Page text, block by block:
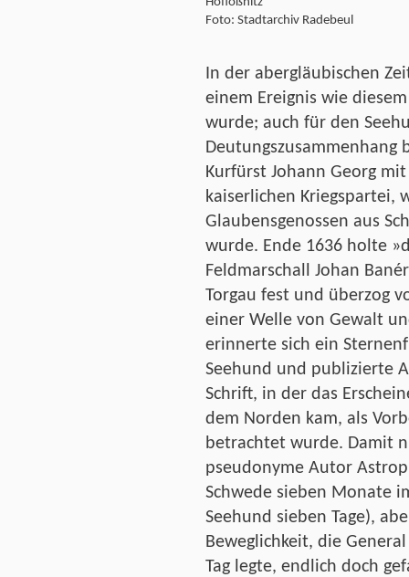
Foto: Stadtarchiv Radebeul
In der abergläubischen
einem Ereignis wie
wurde; auch für den
Deutungszusammenhang
Kurfürst Johann Georg
kaiserlichen Kriegspartei,
Glaubensgenossen aus
wurde. Ende 1636 holte
Feldmarschall Johan
Torgau fest und überzog
einer Welle von Gewalt
erinnerte sich ein
Seehund und publizierte
Schrift, in der das
dem Norden kam, als
betrachtet wurde. Damit
pseudonyme Autor
Schwede sieben Monate
Seehund sieben Tage),
Beweglichkeit, die
Tag legte, endlich doch